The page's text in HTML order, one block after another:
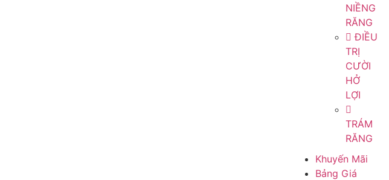
NIỀNG
RĂNG
ĐIỀU
TRỊ
CƯỜI
HỞ
LỢI
TRÁM
RĂNG
Khuyến Mãi
Bảng Giá